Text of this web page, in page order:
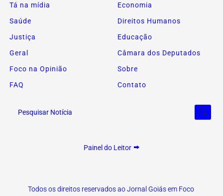
Tá na mídia
Economia
Saúde
Direitos Humanos
Justiça
Educação
Geral
Câmara dos Deputados
Foco na Opinião
Sobre
FAQ
Contato
Pesquisar Notícia
Painel do Leitor
Todos os direitos reservados ao Jornal Goiás em Foco
Termos de Uso e Privacidade